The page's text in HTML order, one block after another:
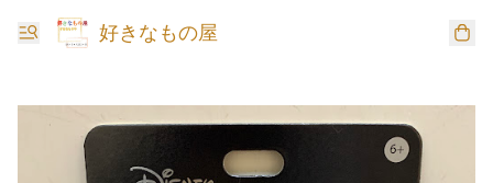
好きなもの屋